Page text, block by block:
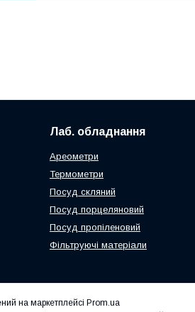
Лаб. обладнання
Ареометри
Термометри
Посуд скляний
Посуд порцеляновий
Посуд пропіленовий
Фільтруючі матеріали
на маркетплейсі Prom.ua